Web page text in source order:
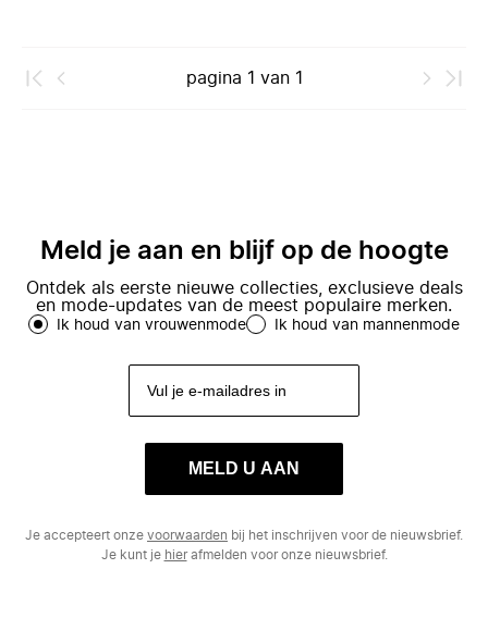
pagina 1 van 1
Meld je aan en blijf op de hoogte
Ontdek als eerste nieuwe collecties, exclusieve deals
en mode-updates van de meest populaire merken.
Ik houd van vrouwenmode Ik houd van mannenmode
MELD U AAN
Je accepteert onze voorwaarden bij het inschrijven voor de nieuwsbrief.
Je kunt je hierafmelden voor onze nieuwsbrief.